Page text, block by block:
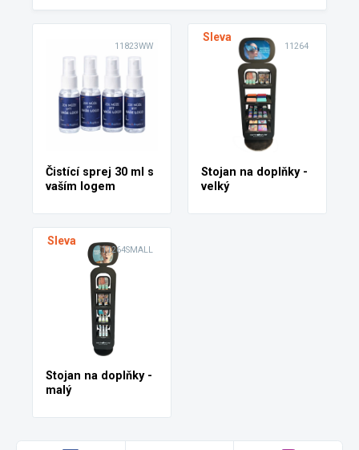
11823WW
Čistící sprej 30 ml s
vaším logem
Sleva
11264
Stojan na doplňky -
velký
Sleva
11264SMALL
Stojan na doplňky -
malý